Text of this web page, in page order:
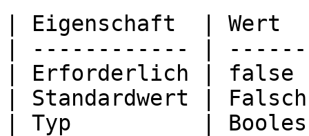
| Eigenschaft  |
| ------------ |
| Erforderlich |
| Standardwert |
| Typ          |